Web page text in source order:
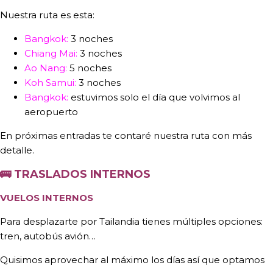
Nuestra ruta es esta:
Bangkok: 3 noches
Chiang Mai: 3 noches
Ao Nang: 5 noches
Koh Samui: 3 noches
Bangkok: estuvimos solo el día que volvimos al
aeropuerto
En próximas entradas te contaré nuestra ruta con más
detalle.
🚌 TRASLADOS INTERNOS
VUELOS INTERNOS
Para desplazarte por Tailandia tienes múltiples opciones:
tren, autobús avión…
Quisimos aprovechar al máximo los días así que optamos